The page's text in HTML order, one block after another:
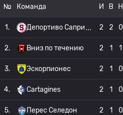
№ Команда И В Н
1. Депортиво Сапри 2 2 0
2. Вниз по течению 2 1 1
3. Эскорпионес 2 1 0
4. Cartagines 2 1 0
5. Перес Селедон 2 1 0